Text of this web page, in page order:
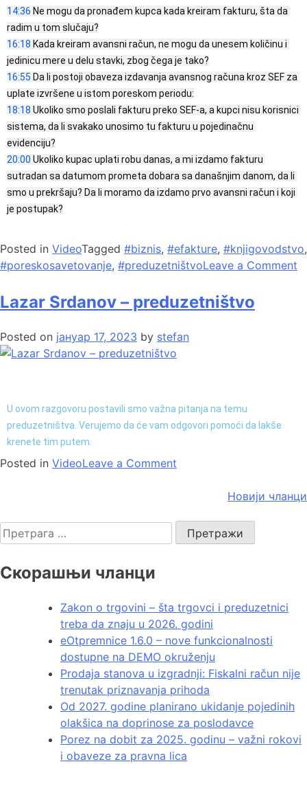
14:36 Ne mogu da pronađem kupca kada kreiram fakturu, šta da
16:18 Kada kreiram avansni račun, ne mogu da unesem količinu i
16:55 Da li postoji obaveza izdavanja avansnog računa kroz SEF za
18:18 Ukoliko smo poslali fakturu preko SEF-a, a kupci nisu korisnici
sistema, da li svakako unosimo tu fakturu u pojedinačnu
20:00 Ukoliko kupac uplati robu danas, a mi izdamo fakturu
sutradan sa datumom prometa dobara sa današnjim danom, da li
smo u prekršaju? Da li moramo da izdamo prvo avansni račun i koji
je postupak?
Posted in VideoTagged #biznis, #efakture, #knjigovodstvo,
#poreskosavetovanje, #preduzetništvoLeave a Comment
Lazar Srdanov – preduzetništvo
Posted on јануар 17, 2023 by stefan
U ovom razgovoru postavili smo važna pitanja na temu
preduzetništva. Verujemo da će vam odgovori pomoći da lakše
krenete tim putem.
Posted in VideoLeave a Comment
Новији чланци
Скорашњи чланци
Zakon o trgovini – šta trgovci i preduzetnici
treba da znaju u 2026. godini
eOtpremnice 1.6.0 – nove funkcionalnosti
dostupne na DEMO okruženju
Prodaja stanova u izgradnji: Fiskalni račun nije
trenutak priznavanja prihoda
Od 2027. godine planirano ukidanje pojedinih
olakšica na doprinose za poslodavce
Porez na dobit za 2025. godinu – važni rokovi
i obaveze za pravna lica